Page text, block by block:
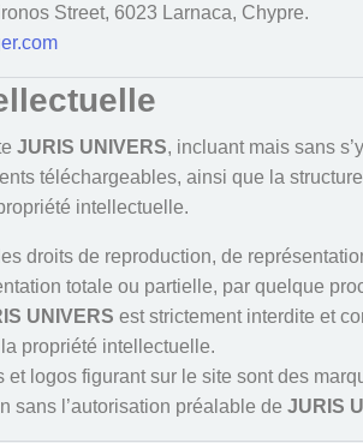
Street, 6023 Larnaca, Chypre.
JURIS UNIVERS, incluant mais sans
téléchargeables, ainsi que la
intellectuelle.
droits de reproduction, de
totale ou partielle, par quelque
UNIVERS est strictement interdite et
propriété intellectuelle.
logos figurant sur le site sont des
sans l’autorisation préalable de JURIS